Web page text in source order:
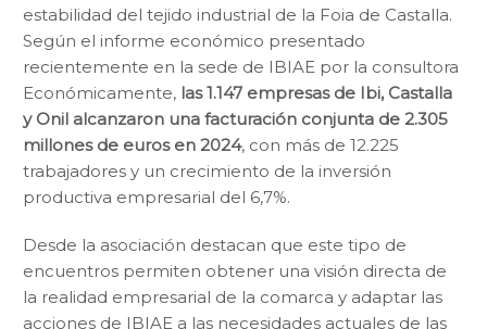
estabilidad del tejido industrial de la Foia de Castalla.
Según el informe económico presentado
recientemente en la sede de IBIAE por la consultora
Económicamente, las 1.147 empresas de Ibi, Castalla
y Onil alcanzaron una facturación conjunta de 2.305
millones de euros en 2024, con más de 12.225
trabajadores y un crecimiento de la inversión
productiva empresarial del 6,7%.
Desde la asociación destacan que este tipo de
encuentros permiten obtener una visión directa de
la realidad empresarial de la comarca y adaptar las
acciones de IBIAE a las necesidades actuales de las